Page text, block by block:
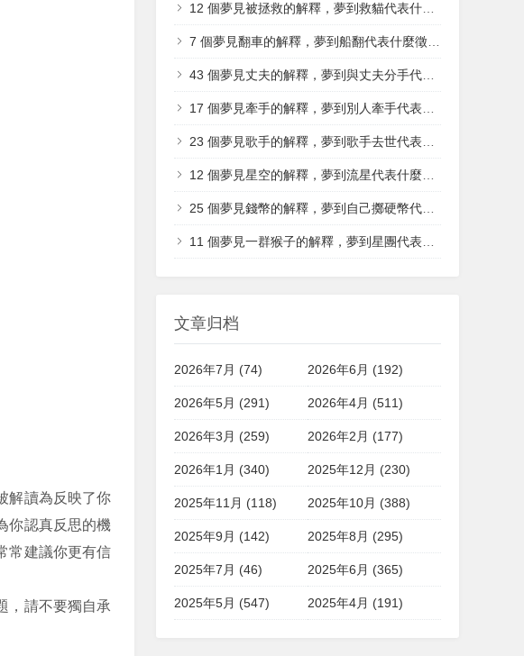
解讀為反映了你
你認真反思的機
常建議你更有信
，請不要獨自承
12 個夢見被拯救的解釋，夢到救貓代表什麼徵兆？
7 個​夢見翻車的解釋，夢到船翻代表什麼徵兆？
43 個夢見丈夫的解釋，夢到與丈夫分手代表什麼徵兆？
17 個夢見牽手的解釋，夢到別人牽手代表什麼徵兆？
23 個夢見歌手的解釋，夢到歌手去世代表什麼徵兆？
12 個夢見星空的解釋，夢到流星代表什麼徵兆？
25 個夢見錢幣的解釋，夢到自己擲硬幣代表什麼徵兆？
11 個夢見一群猴子的解釋，夢到星團代表什麼徵兆？
文章归档
2026年7月 (74) 2026年6月 (192)
2026年5月 (291) 2026年4月 (511)
2026年3月 (259) 2026年2月 (177)
2026年1月 (340) 2025年12月 (230)
2025年11月 (118) 2025年10月 (388)
2025年9月 (142) 2025年8月 (295)
2025年7月 (46) 2025年6月 (365)
2025年5月 (547) 2025年4月 (191)